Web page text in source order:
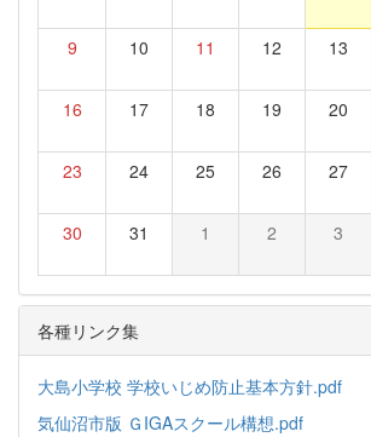
9 10 11 12 13
16 17 18 19 20
23 24 25 26 27
30 31 1 2 3
各種リンク集
大島小学校 学校いじめ防止基本方針.pdf
気仙沼市版 ＧIGAスクール構想.pdf